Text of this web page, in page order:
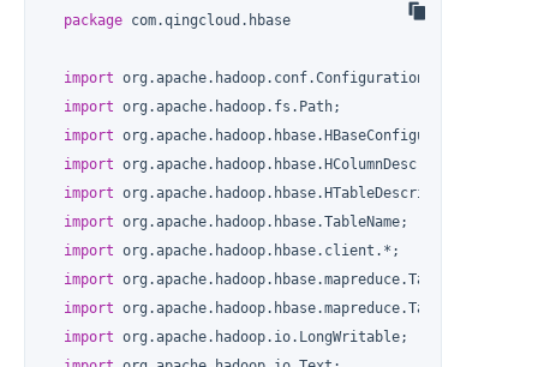
package com.qingcloud.hbase
import org.apache.hadoop.conf.Configuration;
import org.apache.hadoop.fs.Path;
import org.apache.hadoop.hbase.HBaseConfiguration;
import org.apache.hadoop.hbase.HColumnDescriptor;
import org.apache.hadoop.hbase.HTableDescriptor;
import org.apache.hadoop.hbase.TableName;
import org.apache.hadoop.hbase.client.*;
import
import org.apache.hadoop.hbase.mapreduce.TableReducer;
import org.apache.hadoop.io.LongWritable;